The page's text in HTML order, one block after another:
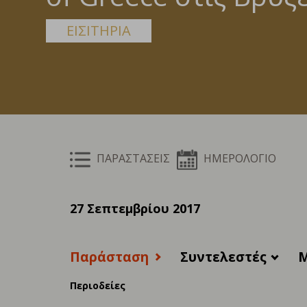
ΕΙΣΙΤΗΡΙΑ
ΠΑΡΑΣΤΑΣΕΙΣ ΗΜΕΡΟΛΟΓΙΟ
27 Σεπτεμβρίου 2017
Παράσταση Συντελεστές
Περιοδείες